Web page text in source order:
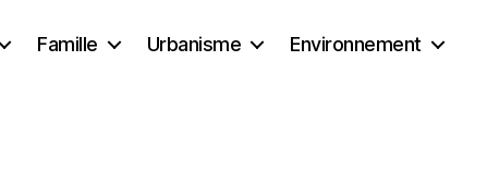
Famille Urbanisme Environnement